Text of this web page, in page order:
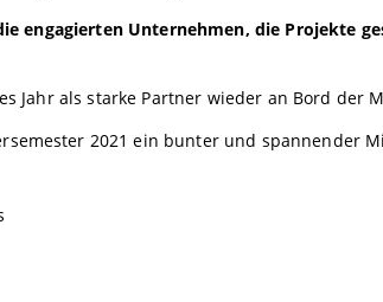
engagierten Unternehmen, die Projekte
Jahr als starke Partner wieder an Bord der
2021 ein bunter und spannender